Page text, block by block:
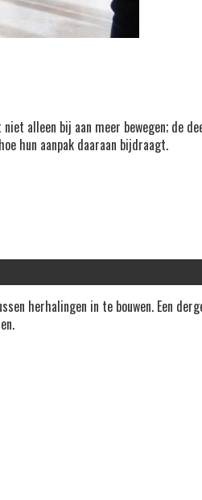
alleen bij aan meer bewegen; de
hun aanpak daaraan bijdraagt.
herhalingen in te bouwen. Een